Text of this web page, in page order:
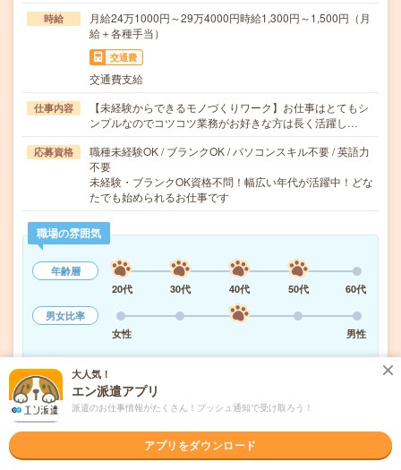
時給
月給24万1000円～29万4000円時給1,300円～1,500円（月
給＋各種手当）
交通費
交通費支給
仕事内容
【未経験からできるモノづくりワーク】お仕事はとてもシ
ンプルなのでコツコツ業務がお好きな方は長く活躍し…
応募資格
職種未経験OK / ブランクOK / パソコンスキル不要 / 英語力
不要
未経験・ブランクOK資格不問！幅広い年代が活躍中！どな
たでも始められるお仕事です
職場の雰囲気
年齢層
20代
30代 40代 50代
60代
男女比率
女性
男性
派遣会社 UTエージェント株式会社 関東
大人気！
エン派遣アプリ
派遣のお仕事情報がたくさん！プッシュ通知で受け取ろう！
アプリをダウンロード